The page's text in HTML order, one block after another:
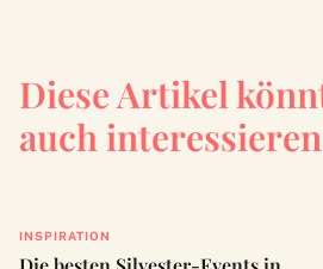
Diese Artikel
auch interessieren
INSPIRATION